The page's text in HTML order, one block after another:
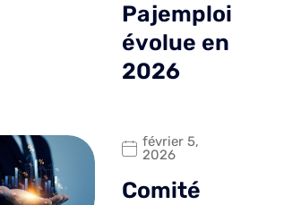
Pajemploi
évolue en
2026
février 5,
2026
Comité